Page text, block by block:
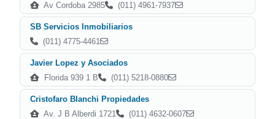
Av Cordoba 2985
(011) 4961-7937
SB Servicios Inmobiliarios
(011) 4775-4461
Javier Lopez y Asociados
Florida 939 1 B
(011) 5218-0880
Cristofaro BIanchi Propiedades
Av. J B Alberdi 1721
(011) 4632-0607